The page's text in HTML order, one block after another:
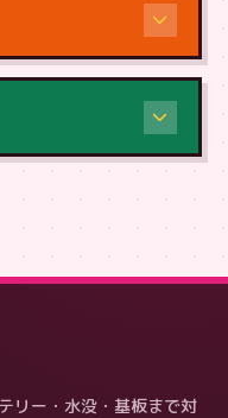
リー・水没・基板まで対